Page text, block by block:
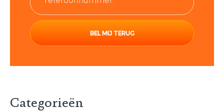
Categorieën